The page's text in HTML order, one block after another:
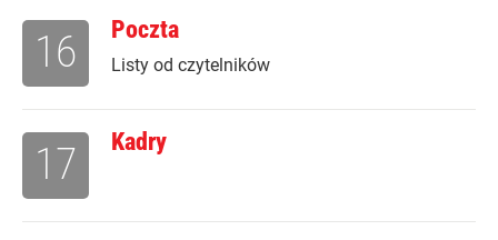
Poczta
Listy od czytelników
16
Kadry
17